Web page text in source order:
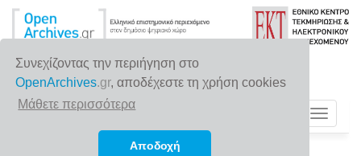
Συνεχίζοντας την περιήγηση στο
OpenArchives.gr, αποδέχεστε τη χρήση cookies
Μάθετε περισσότερα
Αποδοχή
Toggle